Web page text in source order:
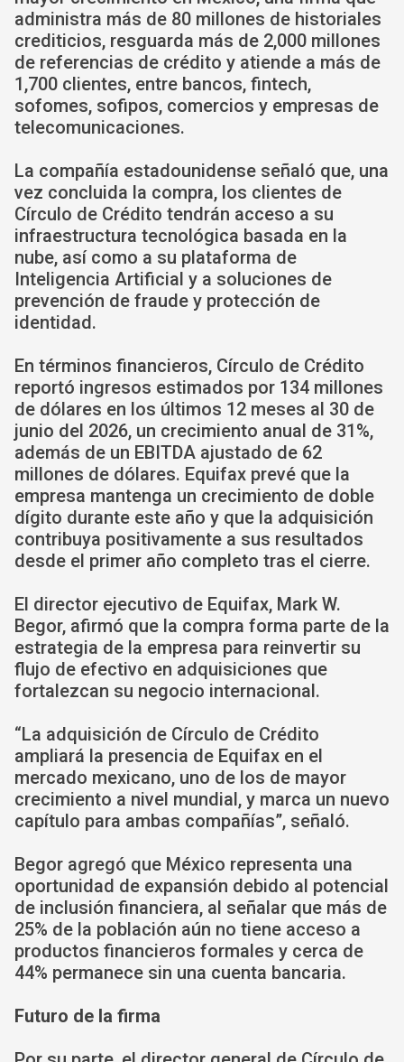
administra más de 80 millones de historiales
crediticios, resguarda más de 2,000 millones
de referencias de crédito y atiende a más de
1,700 clientes, entre bancos, fintech,
sofomes, sofipos, comercios y empresas de
telecomunicaciones.
La compañía estadounidense señaló que, una
vez concluida la compra, los clientes de
Círculo de Crédito tendrán acceso a su
infraestructura tecnológica basada en la
nube, así como a su plataforma de
Inteligencia Artificial y a soluciones de
prevención de fraude y protección de
identidad.
En términos financieros, Círculo de Crédito
reportó ingresos estimados por 134 millones
de dólares en los últimos 12 meses al 30 de
junio del 2026, un crecimiento anual de 31%,
además de un EBITDA ajustado de 62
millones de dólares. Equifax prevé que la
empresa mantenga un crecimiento de doble
dígito durante este año y que la adquisición
contribuya positivamente a sus resultados
desde el primer año completo tras el cierre.
El director ejecutivo de Equifax, Mark W.
Begor, afirmó que la compra forma parte de la
estrategia de la empresa para reinvertir su
flujo de efectivo en adquisiciones que
fortalezcan su negocio internacional.
“La adquisición de Círculo de Crédito
ampliará la presencia de Equifax en el
mercado mexicano, uno de los de mayor
crecimiento a nivel mundial, y marca un nuevo
capítulo para ambas compañías”, señaló.
Begor agregó que México representa una
oportunidad de expansión debido al potencial
de inclusión financiera, al señalar que más de
25% de la población aún no tiene acceso a
productos financieros formales y cerca de
44% permanece sin una cuenta bancaria.
Futuro de la firma